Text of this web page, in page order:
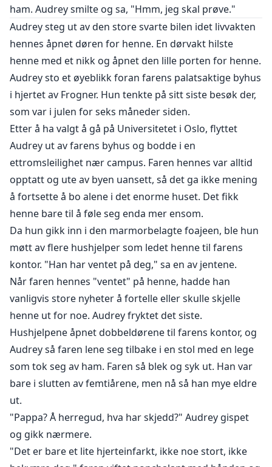
ham. Audrey smilte og sa, "Hmm, jeg skal prøve."
Audrey steg ut av den store svarte bilen idet livvakten
hennes åpnet døren for henne. En dørvakt hilste
henne med et nikk og åpnet den lille porten for henne.
Audrey sto et øyeblikk foran farens palatsaktige byhus
i hjertet av Frogner. Hun tenkte på sitt siste besøk der,
som var i julen for seks måneder siden.
Etter å ha valgt å gå på Universitetet i Oslo, flyttet
Audrey ut av farens byhus og bodde i en
ettromsleilighet nær campus. Faren hennes var alltid
opptatt og ute av byen uansett, så det ga ikke mening
å fortsette å bo alene i det enorme huset. Det fikk
henne bare til å føle seg enda mer ensom.
Da hun gikk inn i den marmorbelagte foajeen, ble hun
møtt av flere hushjelper som ledet henne til farens
kontor. "Han har ventet på deg," sa en av jentene.
Når faren hennes "ventet" på henne, hadde han
vanligvis store nyheter å fortelle eller skulle skjelle
henne ut for noe. Audrey fryktet det siste.
Hushjelpene åpnet dobbeldørene til farens kontor, og
Audrey så faren lene seg tilbake i en stol med en lege
som tok seg av ham. Faren så blek og syk ut. Han var
bare i slutten av femtiårene, men nå så han mye eldre
ut.
"Pappa? Å herregud, hva har skjedd?" Audrey gispet
og gikk nærmere.
"Det er bare et lite hjerteinfarkt, ikke noe stort, ikke